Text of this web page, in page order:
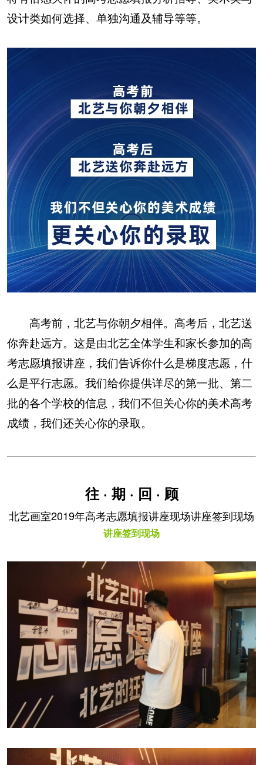
设计类如何选择、单独沟通及辅导等等。
高考前，北艺与你朝夕相伴。高考后，北艺送
你奔赴远方。这是由北艺全体学生和家长参加的高
考志愿填报讲座，我们告诉你什么是梯度志愿，什
么是平行志愿。我们给你提供详尽的第一批、第二
批的各个学校的信息，我们不但关心你的美术高考
成绩，我们还关心你的录取。
往 · 期 · 回 · 顾
北艺画室2019年高考志愿填报讲座现场讲座签到现场
讲座签到现场